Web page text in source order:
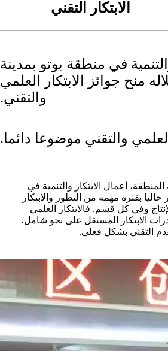
الابتكار التقني
والتنمية في منطقة بوتو بمدينة
منح جوائز الابتكار العلمي
والتقني.
والتقني موضوعا دائما.
أعمال الابتكار والتنمية في
بفترة مهمة من التطور والابتكار
وفي كل قسم. فالابتكار العلمي
الابتكار المستقل على نحو شامل،
التقني بشكل فعلي.